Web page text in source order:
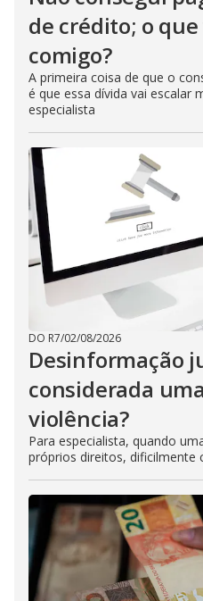
de crédito; o
comigo?
A primeira coisa de que o
é que essa dívida vai escalar
especialista
DO R7/02/08/2026
Desinformação
considerada
violência?
Para especialista, quando
próprios direitos, dificilmente